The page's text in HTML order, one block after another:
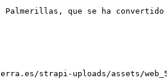
Palmerillas, que se ha
strapi-uploads/assets/